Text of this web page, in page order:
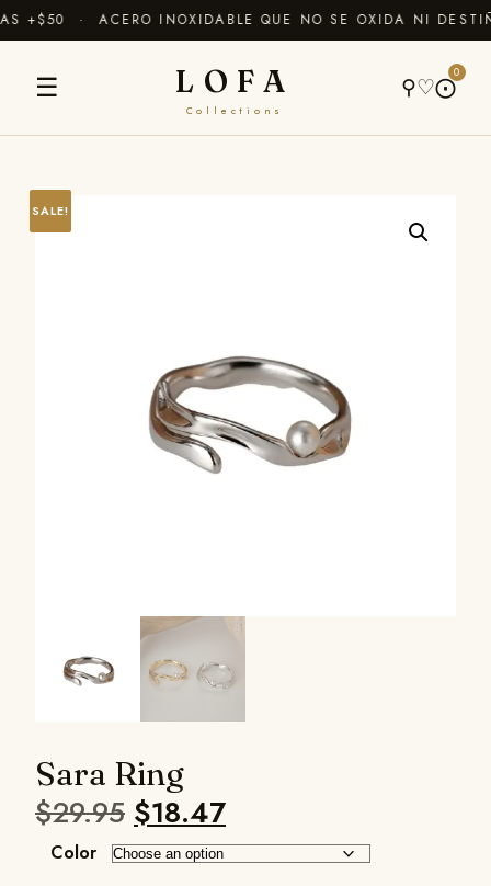
+$50 · ACERO INOXIDABLE QUE NO SE OXIDA NI
☰ LOFA
Collections
⚲♡⨀
0
SALE!
Sara Ring
$29.95 $18.47
Color